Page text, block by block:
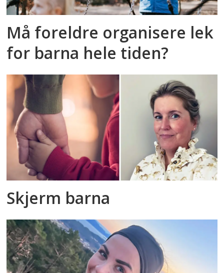
Må foreldre organisere lek
for barna hele tiden?
Skjerm barna